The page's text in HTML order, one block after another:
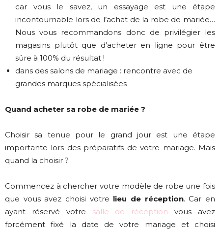
car vous le savez, un essayage est une étape
incontournable lors de l’achat de la robe de mariée…
Nous vous recommandons donc de privilégier les
magasins plutôt que d’acheter en ligne pour être
sûre à 100% du résultat !
dans des salons de mariage : rencontre avec de
grandes marques spécialisées
Quand acheter sa robe de mariée ?
Choisir sa tenue pour le grand jour est une étape
importante lors des préparatifs de votre mariage. Mais
quand la choisir ?
Commencez à chercher votre modèle de robe une fois
que vous avez choisi votre lieu de réception. Car en
ayant réservé votre salle de réception vous avez
forcément fixé la date de votre mariage et choisi